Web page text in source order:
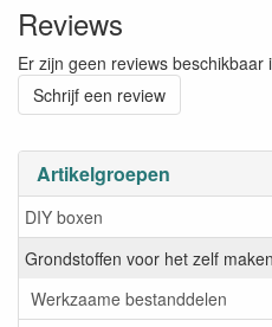
Artikelgroepen
DIY boxen
Grondstoffen voor het zelf maken
Werkzaame bestanddelen
Reviews
Er zijn geen reviews beschikbaar
Schrijf een review